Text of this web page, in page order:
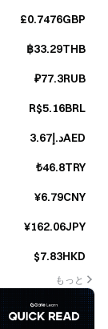
£0.7476GBP
฿33.29THB
₽77.3RUB
R$5.16BRL
د.إ3.67AED
₺46.8TRY
¥6.79CNY
¥162.06JPY
$7.83HKD
もっと